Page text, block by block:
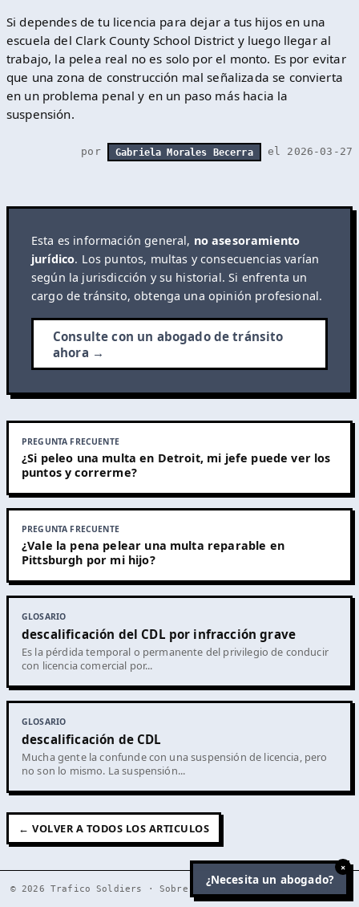
Si dependes de tu licencia para dejar a tus hijos en una
escuela del Clark County School District y luego llegar al
trabajo, la pelea real no es solo por el monto. Es por evitar
que una zona de construcción mal señalizada se convierta
en un problema penal y en un paso más hacia la
suspensión.
por Gabriela Morales Becerra el 2026-03-27
Esta es información general, no asesoramiento
jurídico. Los puntos, multas y consecuencias varían
según la jurisdicción y su historial. Si enfrenta un
cargo de tránsito, obtenga una opinión profesional.
Consulte con un abogado de tránsito
ahora →
PREGUNTA FRECUENTE
¿Si peleo una multa en Detroit, mi jefe puede ver los
puntos y correrme?
PREGUNTA FRECUENTE
¿Vale la pena pelear una multa reparable en
Pittsburgh por mi hijo?
GLOSARIO
descalificación del CDL por infracción grave
Es la pérdida temporal o permanente del privilegio de conducir
con licencia comercial por...
GLOSARIO
descalificación de CDL
Mucha gente la confunde con una suspensión de licencia, pero
no son lo mismo. La suspensión...
← VOLVER A TODOS LOS ARTICULOS
© 2026 Trafico Soldiers · Sobre nosotros Trafico Clientes
¿Necesita un abogado?
×